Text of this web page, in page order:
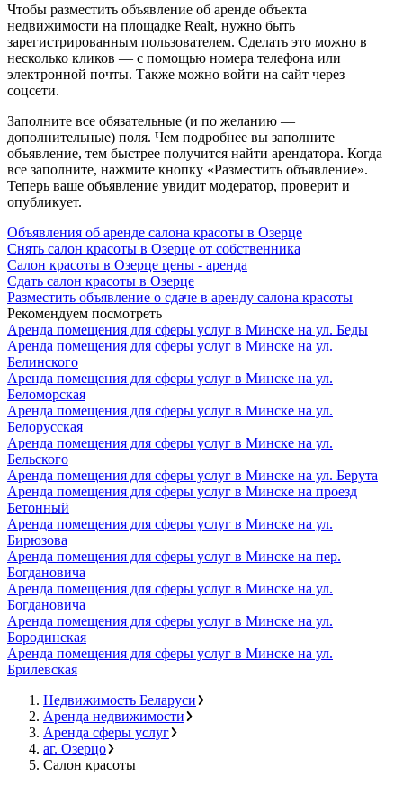
Чтобы разместить объявление об аренде объекта
недвижимости на площадке Realt, нужно быть
зарегистрированным пользователем. Сделать это можно в
несколько кликов — с помощью номера телефона или
электронной почты. Также можно войти на сайт через
соцсети.
Заполните все обязательные (и по желанию —
дополнительные) поля. Чем подробнее вы заполните
объявление, тем быстрее получится найти арендатора. Когда
все заполните, нажмите кнопку «Разместить объявление».
Теперь ваше объявление увидит модератор, проверит и
опубликует.
Объявления об аренде салона красоты в Озерце
Снять салон красоты в Озерце от собственника
Салон красоты в Озерце цены - аренда
Сдать салон красоты в Озерце
Разместить объявление о сдаче в аренду салона красоты
Рекомендуем посмотреть
Аренда помещения для сферы услуг в Минске на ул. Беды
Аренда помещения для сферы услуг в Минске на ул.
Белинского
Аренда помещения для сферы услуг в Минске на ул.
Беломорская
Аренда помещения для сферы услуг в Минске на ул.
Белорусская
Аренда помещения для сферы услуг в Минске на ул.
Бельского
Аренда помещения для сферы услуг в Минске на ул. Берута
Аренда помещения для сферы услуг в Минске на проезд
Бетонный
Аренда помещения для сферы услуг в Минске на ул.
Бирюзова
Аренда помещения для сферы услуг в Минске на пер.
Богдановича
Аренда помещения для сферы услуг в Минске на ул.
Богдановича
Аренда помещения для сферы услуг в Минске на ул.
Бородинская
Аренда помещения для сферы услуг в Минске на ул.
Брилевская
Недвижимость Беларуси
Аренда недвижимости
Аренда сферы услуг
аг. Озерцо
Салон красоты